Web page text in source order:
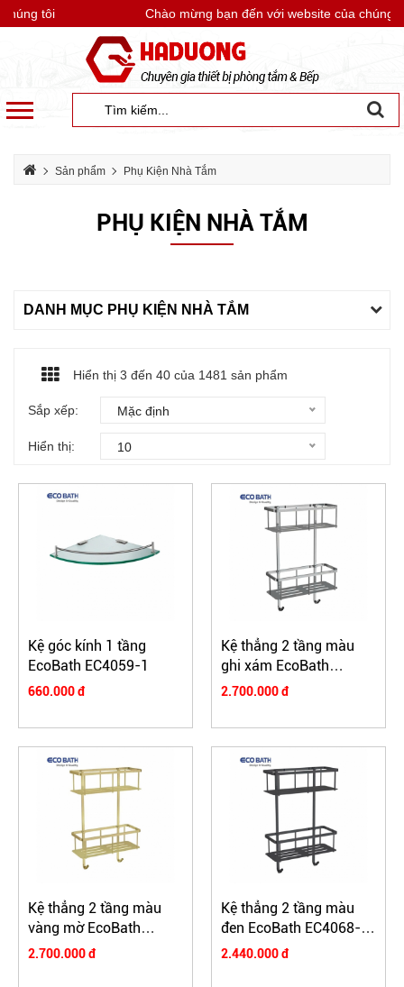
tôi Chào mừng bạn đến với website của chúng tôi
Sản phẩm Phụ Kiện Nhà Tắm
PHỤ KIỆN NHÀ TẮM
DANH MỤC PHỤ KIỆN NHÀ TẮM
Hiển thị 3 đến 40 của 1481 sản phẩm
Sắp xếp: Mặc định
Hiển thị: 10
Kệ góc kính 1 tầng
EcoBath EC4059-1
660.000 đ
Kệ thẳng 2 tầng màu
ghi xám EcoBath
EC4068-2BU
2.700.000 đ
Kệ thẳng 2 tầng màu
vàng mờ EcoBath
EC4068-2BG
2.700.000 đ
Kệ thẳng 2 tầng màu
đen EcoBath EC4068-
2MB
2.440.000 đ